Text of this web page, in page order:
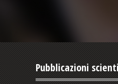
Pubblicazioni